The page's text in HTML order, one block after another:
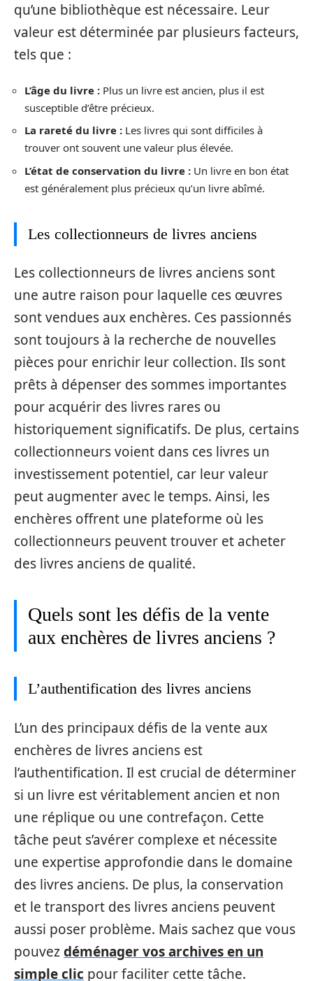
qu’une bibliothèque est nécessaire. Leur
valeur est déterminée par plusieurs facteurs,
tels que :
L’âge du livre : Plus un livre est ancien, plus il est
susceptible d’être précieux.
La rareté du livre : Les livres qui sont difficiles à
trouver ont souvent une valeur plus élevée.
L’état de conservation du livre : Un livre en bon état
est généralement plus précieux qu’un livre abîmé.
Les collectionneurs de livres anciens
Les collectionneurs de livres anciens sont
une autre raison pour laquelle ces œuvres
sont vendues aux enchères. Ces passionnés
sont toujours à la recherche de nouvelles
pièces pour enrichir leur collection. Ils sont
prêts à dépenser des sommes importantes
pour acquérir des livres rares ou
historiquement significatifs. De plus, certains
collectionneurs voient dans ces livres un
investissement potentiel, car leur valeur
peut augmenter avec le temps. Ainsi, les
enchères offrent une plateforme où les
collectionneurs peuvent trouver et acheter
des livres anciens de qualité.
Quels sont les défis de la vente
aux enchères de livres anciens ?
L’authentification des livres anciens
L’un des principaux défis de la vente aux
enchères de livres anciens est
l’authentification. Il est crucial de déterminer
si un livre est véritablement ancien et non
une réplique ou une contrefaçon. Cette
tâche peut s’avérer complexe et nécessite
une expertise approfondie dans le domaine
des livres anciens. De plus, la conservation
et le transport des livres anciens peuvent
aussi poser problème. Mais sachez que vous
pouvezdéménager vos archives en un
simple clic pour faciliter cette tâche.